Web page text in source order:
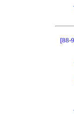
[88-